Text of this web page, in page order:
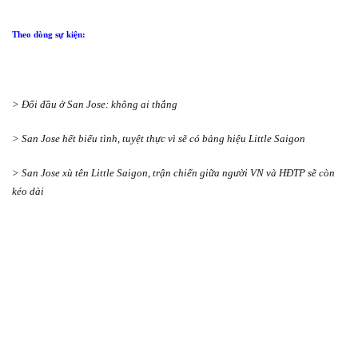
Theo dòng sự kiện:
> Đối đầu ở San Jose: không ai thắng
> San Jose hết biểu tình, tuyệt thực vì sẽ có bảng hiệu Little Saigon
> San Jose xù tên Little Saigon, trận chiến giữa người VN và HĐTP sẽ còn
kéo dài